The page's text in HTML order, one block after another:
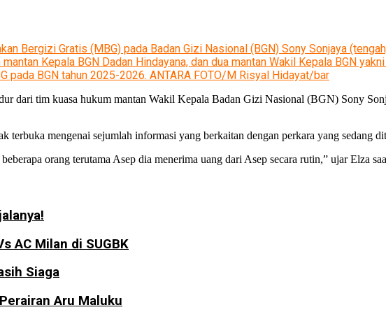
Bergizi Gratis (MBG) pada Badan Gizi Nasional (BGN) Sony Sonjaya
Kepala BGN Dadan Hindayana, dan dua mantan Wakil Kepala BGN
BGN tahun 2025-2026. ANTARA FOTO/M Risyal Hidayat/bar
dari tim kuasa hukum mantan Wakil Kepala Badan Gizi Nasional (BGN) Sony
terbuka mengenai sejumlah informasi yang berkaitan dengan perkara yang sedang
orang terutama Asep dia menerima uang dari Asep secara rutin,” ujar Elza
AC Milan di SUGBK
Siaga
Aru Maluku